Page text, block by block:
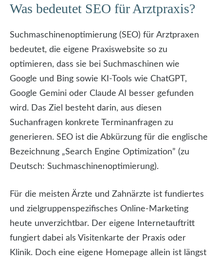
Was bedeutet SEO für Arztpraxis?
Suchmaschinenoptimierung (SEO) für Arztpraxen
bedeutet, die eigene Praxiswebsite so zu
optimieren, dass sie bei Suchmaschinen wie
Google und Bing sowie KI-Tools wie ChatGPT,
Google Gemini oder Claude AI besser gefunden
wird. Das Ziel besteht darin, aus diesen
Suchanfragen konkrete Terminanfragen zu
generieren. SEO ist die Abkürzung für die englische
Bezeichnung „Search Engine Optimization” (zu
Deutsch: Suchmaschinenoptimierung).
Für die meisten Ärzte und Zahnärzte ist fundiertes
und zielgruppenspezifisches Online-Marketing
heute unverzichtbar. Der eigene Internetauftritt
fungiert dabei als Visitenkarte der Praxis oder
Klinik. Doch eine eigene Homepage allein ist längst